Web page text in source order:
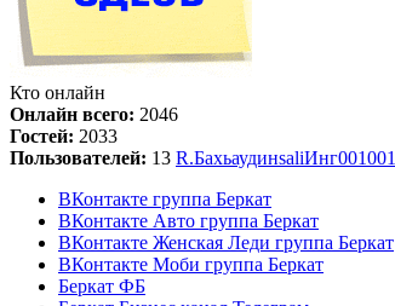
Кто онлайн
Онлайн всего: 2046
Гостей: 2033
Пользователей: 13 R.БахьаудинsaliИнг001001
ВКонтакте группа Беркат
ВКонтакте Авто группа Беркат
ВКонтакте Женская Леди группа Беркат
ВКонтакте Моби группа Беркат
Беркат ФБ